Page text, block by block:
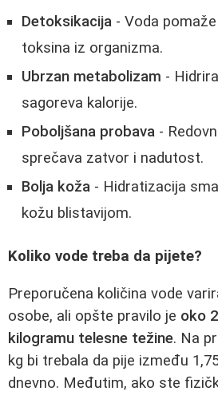
Detoksikacija - Voda
toksina iz organizma.
Ubrzan metabolizam -
sagoreva kalorije.
Poboljšana probava -
sprečava zatvor i nadutost.
Bolja koža - Hidratizacija
kožu blistavijom.
Koliko vode treba da pijete?
Preporučena količina vode
osobe, ali opšte pravilo je oko
kilogramu telesne težine. Na
kg bi trebala da pije između
dnevno. Međutim, ako ste